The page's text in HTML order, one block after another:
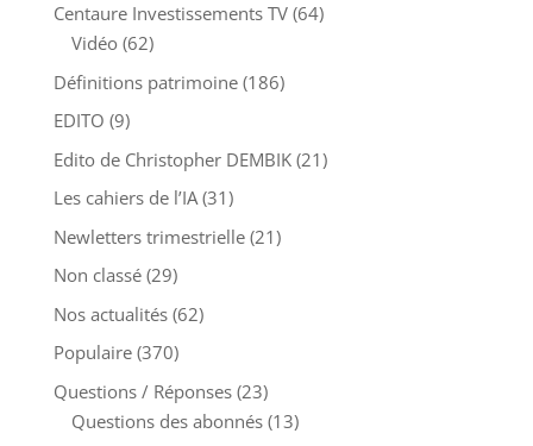
Centaure Investissements TV (64)
Vidéo (62)
Définitions patrimoine (186)
EDITO (9)
Edito de Christopher DEMBIK(21)
Les cahiers de l’IA(31)
Newletters trimestrielle (21)
Non classé (29)
Nos actualités(62)
Populaire (370)
Questions / Réponses(23)
Questions des abonnés(13)